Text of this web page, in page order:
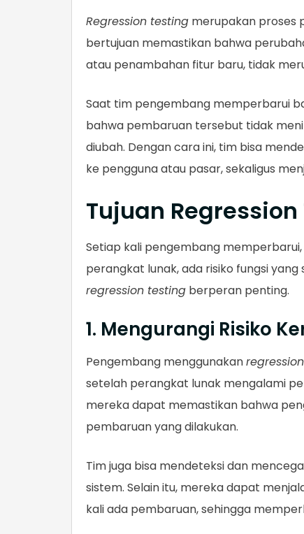
Regression testing merupakan proses
bertujuan memastikan bahwa
atau penambahan fitur baru, tidak
Saat tim pengembang memperbarui
bahwa pembaruan tersebut tidak
diubah. Dengan cara ini, tim bisa
ke pengguna atau pasar, sekaligus
Tujuan
Setiap kali pengembang
perangkat lunak, ada risiko fungsi
regression testing berperan penting.
1. Mengurangi Risiko
Pengembang menggunakan
setelah perangkat lunak mengalami
mereka dapat memastikan bahwa
pembaruan yang dilakukan.
Tim juga bisa mendeteksi dan
sistem. Selain itu, mereka dapat
kali ada pembaruan, sehingga